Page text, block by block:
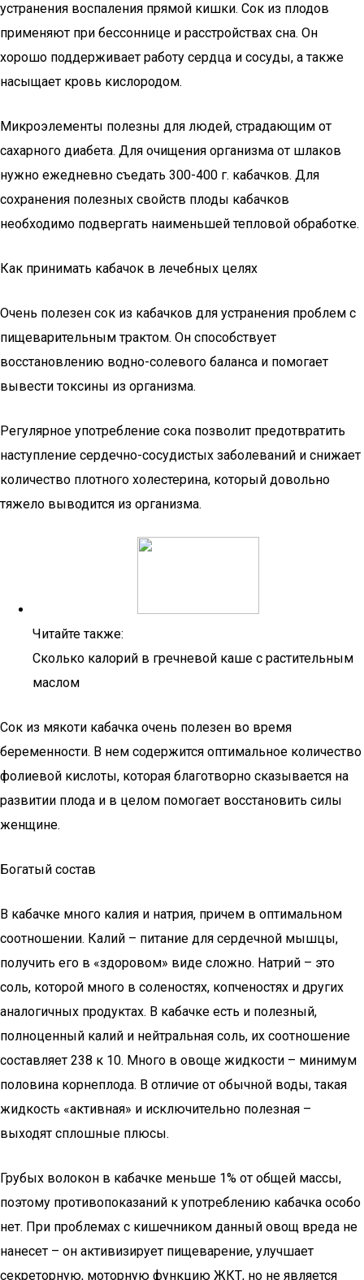
устранения воспаления прямой кишки. Сок из плодов
применяют при бессоннице и расстройствах сна. Он
хорошо поддерживает работу сердца и сосуды, а также
насыщает кровь кислородом.
Микроэлементы полезны для людей, страдающим от
сахарного диабета. Для очищения организма от шлаков
нужно ежедневно съедать 300-400 г. кабачков. Для
сохранения полезных свойств плоды кабачков
необходимо подвергать наименьшей тепловой обработке.
Как принимать кабачок в лечебных целях
Очень полезен сок из кабачков для устранения проблем с
пищеварительным трактом. Он способствует
восстановлению водно-солевого баланса и помогает
вывести токсины из организма.
Регулярное употребление сока позволит предотвратить
наступление сердечно-сосудистых заболеваний и снижает
количество плотного холестерина, который довольно
тяжело выводится из организма.
Читайте также:
Сколько калорий в гречневой каше с растительным
маслом
Сок из мякоти кабачка очень полезен во время
беременности. В нем содержится оптимальное количество
фолиевой кислоты, которая благотворно сказывается на
развитии плода и в целом помогает восстановить силы
женщине.
Богатый состав
В кабачке много калия и натрия, причем в оптимальном
соотношении. Калий – питание для сердечной мышцы,
получить его в «здоровом» виде сложно. Натрий – это
соль, которой много в соленостях, копченостях и других
аналогичных продуктах. В кабачке есть и полезный,
полноценный калий и нейтральная соль, их соотношение
составляет 238 к 10. Много в овоще жидкости – минимум
половина корнеплода. В отличие от обычной воды, такая
жидкость «активная» и исключительно полезная –
выходят сплошные плюсы.
Грубых волокон в кабачке меньше 1% от общей массы,
поэтому противопоказаний к употреблению кабачка особо
нет. При проблемах с кишечником данный овощ вреда не
нанесет – он активизирует пищеварение, улучшает
секреторную, моторную функцию ЖКТ, но не является